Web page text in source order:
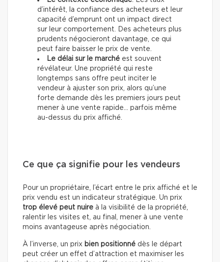
d’intérêt, la confiance des acheteurs et leur
capacité d’emprunt ont un impact direct
sur leur comportement. Des acheteurs plus
prudents négocieront davantage, ce qui
peut faire baisser le prix de vente.
Le délai sur le marché est souvent
révélateur. Une propriété qui reste
longtemps sans offre peut inciter le
vendeur à ajuster son prix, alors qu’une
forte demande dès les premiers jours peut
mener à une vente rapide… parfois même
au-dessus du prix affiché.
Ce que ça signifie pour les vendeurs
Pour un propriétaire, l’écart entre le prix affiché et le
prix vendu est un indicateur stratégique. Un prix
trop élevé peut nuire à la visibilité de la propriété,
ralentir les visites et, au final, mener à une vente
moins avantageuse après négociation.
À l’inverse, un prix bien positionné dès le départ
peut créer un effet d’attraction et maximiser les